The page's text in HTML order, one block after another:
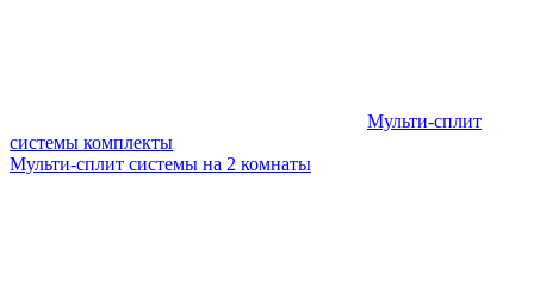
Мульти-сплит
системы комплекты
Мульти-сплит системы на 2 комнаты